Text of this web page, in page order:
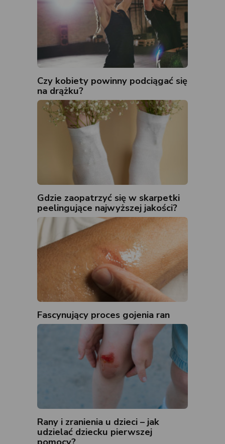
Czy kobiety powinny podciągać się
na drążku?
Gdzie zaopatrzyć się w skarpetki
peelingujące najwyższej jakości?
Fascynujący proces gojenia ran
Rany i zranienia u dzieci – jak
udzielać dziecku pierwszej